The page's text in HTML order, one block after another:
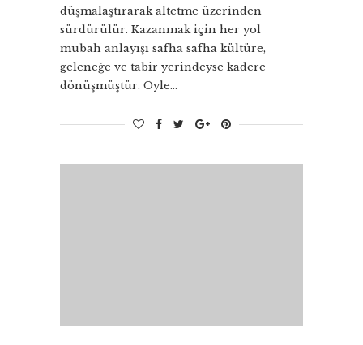
düşmalaştırarak altetme üzerinden
sürdürülür. Kazanmak için her yol
mubah anlayışı safha safha kültüre,
geleneğe ve tabir yerindeyse kadere
dönüşmüştür. Öyle…